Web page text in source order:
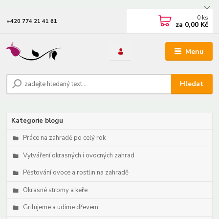
Menu
Hledat
+420 774 21 41 61 0 ks
za 0,00 Kč
Kategorie blogu
Práce na zahradě po celý rok
Vytváření okrasných i ovocných zahrad
Pěstování ovoce a rostlin na zahradě
Okrasné stromy a keře
Grilujeme a udíme dřevem